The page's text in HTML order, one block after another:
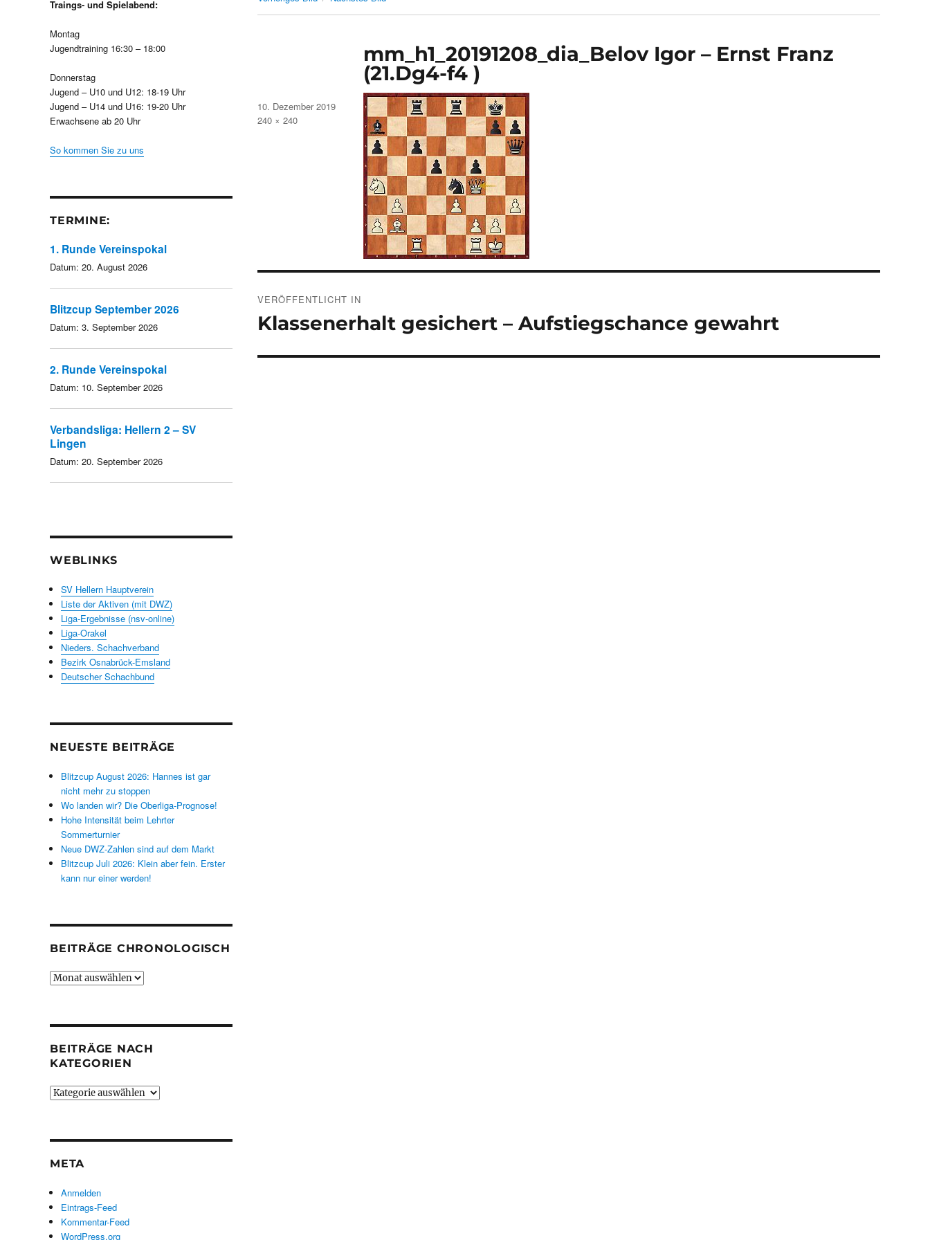
mm_h1_20191208_dia_Belov Igor – Ernst Franz
(21.Dg4-f4 )
Veröffentlicht
am
10. Dezember 2019
Volle
240 × 240
VERÖFFENTLICHT IN
Klassenerhalt gesichert – Aufstiegschance gewahrt
Traings- und Spielabend:
Montag
Jugendtraining 16:30 – 18:00
Donnerstag
Jugend – U10 und U12: 18-19 Uhr
Jugend – U14 und U16: 19-20 Uhr
Erwachsene ab 20 Uhr
So kommen Sie zu uns
TERMINE:
1. Runde Vereinspokal
Datum: 20. August 2026
Blitzcup September 2026
Datum: 3. September 2026
2. Runde Vereinspokal
Datum: 10. September 2026
Verbandsliga: Hellern 2 – SV
Lingen
Datum: 20. September 2026
WEBLINKS
SV Hellern Hauptverein
Liste der Aktiven (mit DWZ)
Liga-Ergebnisse (nsv-online)
Liga-Orakel
Nieders. Schachverband
Bezirk Osnabrück-Emsland
Deutscher Schachbund
NEUESTE BEITRÄGE
Blitzcup August 2026: Hannes ist gar
nicht mehr zu stoppen
Wo landen wir? Die Oberliga-Prognose!
Hohe Intensität beim Lehrter
Sommerturnier
Neue DWZ-Zahlen sind auf dem Markt
Blitzcup Juli 2026: Klein aber fein. Erster
kann nur einer werden!
BEITRÄGE CHRONOLOGISCH
Beiträge
BEITRÄGE NACH
KATEGORIEN
Beiträge
META
Anmelden
Eintrags-Feed
Kommentar-Feed
WordPress.org